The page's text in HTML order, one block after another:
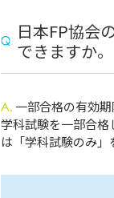
日本FP協会
できますか。
一部合格の有効
学科試験を一部合
は「学科試験のみ」